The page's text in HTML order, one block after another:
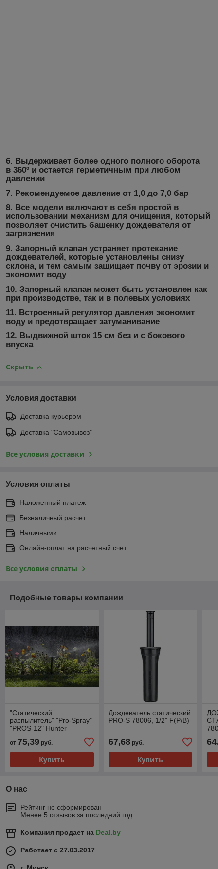
6. Выдерживает более одного полного оборота
в 360º и остается герметичным при любом
давлении
7. Рекомендуемое давление от 1,0 до 7,0 бар
8. Все модели включают в себя простой в
использовании механизм для очищения, который
позволяет очистить башенку дождевателя от
загрязнения
9. Запорный клапан устраняет протекание
дождевателей, которые установлены снизу
склона, и тем самым защищает почву от эрозии и
экономит воду
10. Запорный клапан может быть установлен как
при производстве, так и в полевых условиях
11. Встроенный регулятор давления экономит
воду и предотвращает затуманивание
12. Выдвижной шток 15 см без и с бокового
впуска
Скрыть
Условия доставки
Доставка курьером
Доставка "Самовывоз"
Все условия доставки
Условия оплаты
Наложенный платеж
Безналичный расчет
Наличными
Онлайн-оплат на расчетный счет
Все условия оплаты
Подобные товары компании
"Статический
распылитель" "Pro-Spray"
"PROS-12" Hunter
нижнее 1/2F(P/B)
от 75,39 руб.
Купить
Дождеватель статический
PRO-S 78006, 1/2" F(P/B)
67,68руб.
Купить
О нас
Рейтинг не сформирован
Менее 5 отзывов за последний год
Компания продает на Deal.by
Работает с 27.03.2017